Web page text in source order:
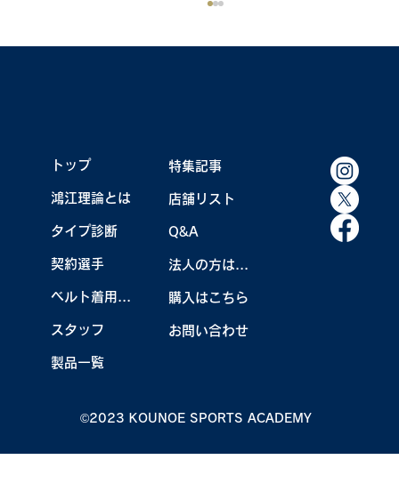
トップ
鴻江理論とは
タイプ診断
契約選手
ベルト着用効果
スタッフ
製品一覧
特集記事
店舗リスト
Q&A
購入はこちら
お問い合わせ
©2023 KOUNOE SPORTS ACADEMY